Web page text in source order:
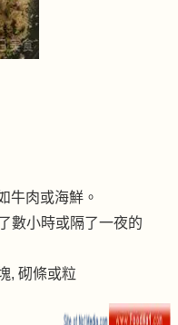
牛肉或海鮮。
數小時或隔了一夜的
, 砌條或粒